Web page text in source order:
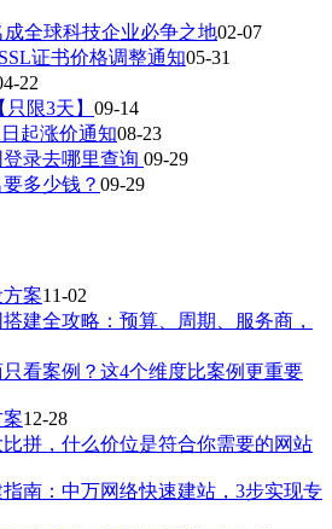
全球科技企业必争之地02-07
证书价格调整通知05-31
22
限3天】 09-14
起涨价通知08-23
录去哪里查询 09-29
多少钱？ 09-29
案11-02
建全攻略：预算、周期、服务商，
看案例？这4个维度比案例更重要
12-28
比拼，什么价位是符合你需要的网站
南：中万网络快速建站，3步实现专